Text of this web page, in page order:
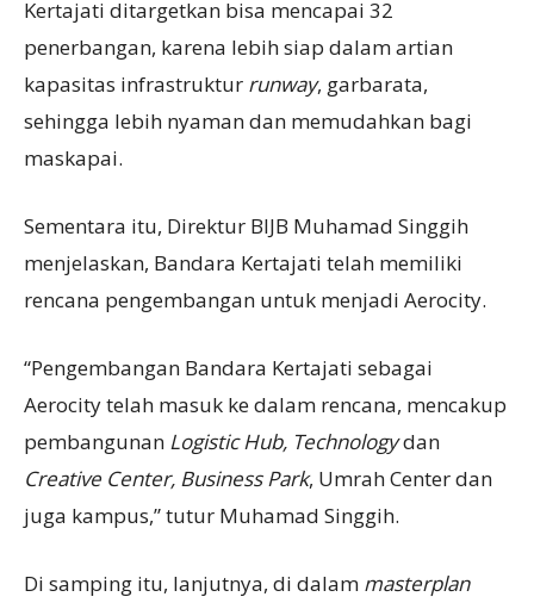
Kertajati ditargetkan bisa mencapai 32
penerbangan, karena lebih siap dalam artian
kapasitas infrastruktur runway, garbarata,
sehingga lebih nyaman dan memudahkan bagi
maskapai.
Sementara itu, Direktur BIJB Muhamad Singgih
menjelaskan, Bandara Kertajati telah memiliki
rencana pengembangan untuk menjadi Aerocity.
“Pengembangan Bandara Kertajati sebagai
Aerocity telah masuk ke dalam rencana, mencakup
pembangunan Logistic Hub, Technologydan
Creative Center, Business Park, Umrah Center dan
juga kampus,” tutur Muhamad Singgih.
Di samping itu, lanjutnya, di dalam masterplan